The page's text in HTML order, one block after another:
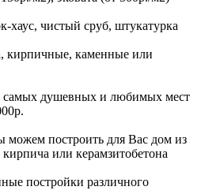
хаус, чистый сруб, штукатурка
кирпичные, каменные или
самых душевных и любимых мест
построить для Вас дом из
кирпича или керамзитобетона
постройки различного